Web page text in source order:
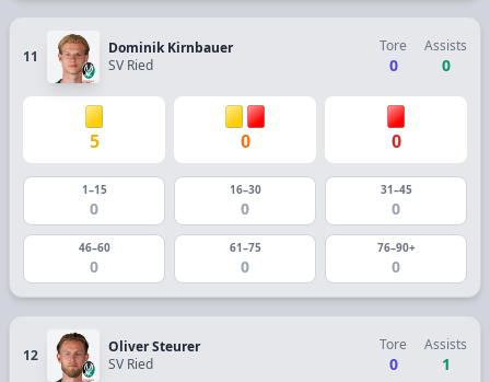
11
Dominik Kirnbauer
SV Ried
Tore
0
Assists
0
5 0 0
1–15
0
16–30
0
31–45
0
46–60
0
61–75
0
76–90+
0
12
Oliver Steurer
SV Ried
Tore
0
Assists
1